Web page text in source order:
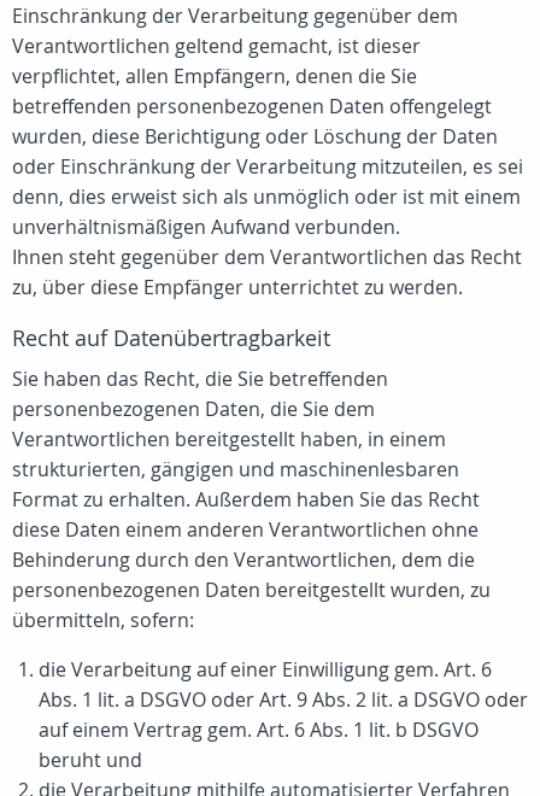
Einschränkung der Verarbeitung gegenüber dem
Verantwortlichen geltend gemacht, ist dieser
verpflichtet, allen Empfängern, denen die Sie
betreffenden personenbezogenen Daten offengelegt
wurden, diese Berichtigung oder Löschung der Daten
oder Einschränkung der Verarbeitung mitzuteilen, es sei
denn, dies erweist sich als unmöglich oder ist mit einem
unverhältnismäßigen Aufwand verbunden.
Ihnen steht gegenüber dem Verantwortlichen das Recht
zu, über diese Empfänger unterrichtet zu werden.
Recht auf Datenübertragbarkeit
Sie haben das Recht, die Sie betreffenden
personenbezogenen Daten, die Sie dem
Verantwortlichen bereitgestellt haben, in einem
strukturierten, gängigen und maschinenlesbaren
Format zu erhalten. Außerdem haben Sie das Recht
diese Daten einem anderen Verantwortlichen ohne
Behinderung durch den Verantwortlichen, dem die
personenbezogenen Daten bereitgestellt wurden, zu
übermitteln, sofern:
die Verarbeitung auf einer Einwilligung gem. Art. 6
Abs. 1 lit. a DSGVO oder Art. 9 Abs. 2 lit. a DSGVO oder
auf einem Vertrag gem. Art. 6 Abs. 1 lit. b DSGVO
beruht und
die Verarbeitung mithilfe automatisierter Verfahren